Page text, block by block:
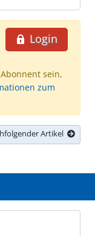
Login
sein,
zum
Artikel